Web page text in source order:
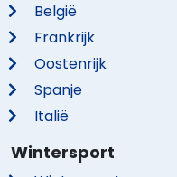
België
Frankrijk
Oostenrijk
Spanje
Italië
Wintersport